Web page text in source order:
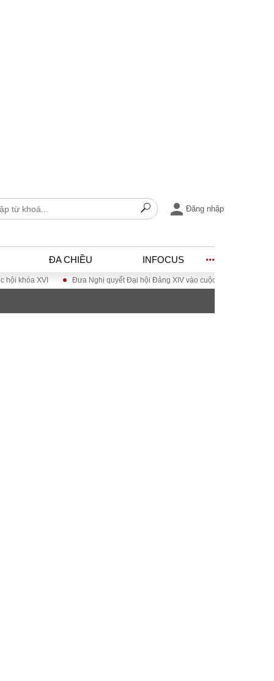
Đăng nhập
ĐA CHIỀU INFOCUS
XVI Đưa Nghị quyết Đại hội Đảng XIV vào cuộc sống